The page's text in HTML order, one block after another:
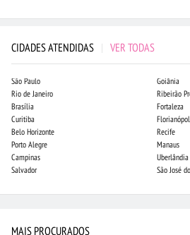
CIDADES ATENDIDAS | VER TODAS
São Paulo
Rio de Janeiro
Brasília
Curitiba
Belo Horizonte
Porto Alegre
Campinas
Salvador
Goiânia
Ribeirão
Fortaleza
Recife
Manaus
Uberlândia
São José
MAIS PROCURADOS